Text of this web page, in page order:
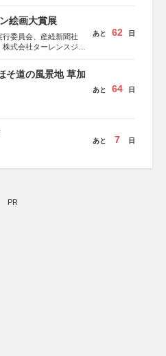
絵画大賞展
委員会、産経新聞社
式会社ターレンスジャ
あと 62 日
そ道の風景地 草加
あと 64 日
あと 7 日
PR